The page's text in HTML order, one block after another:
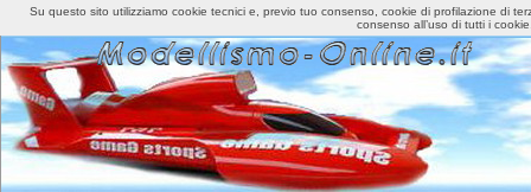
Home Accedi
Su questo sito utilizziamo cookie tecnici e, previo tuo consenso, cookie di profilazione di
consenso all’uso di tutti i